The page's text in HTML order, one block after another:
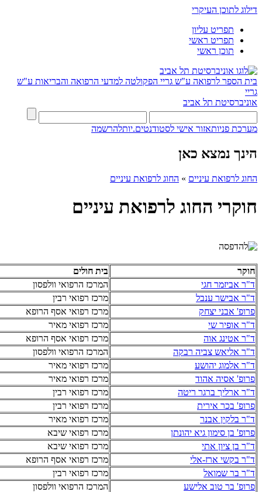
דילוג לתוכן העיקרי
תפריט עליון
תפריט ראשי
תוכן ראשי
בית הספר לרפואה ע"ש גריי הפקולטה למדעי הרפואה והבריאות ע"ש
גריי
אוניברסיטת תל אביב
מערכת פניותאזור אישי לסטודנטים.יותלהרשמה
הינך נמצא כאן
החוג לרפואת עיניים » החוג לרפואת עיניים
חוקרי החוג לרפואת עיניים
חוקר
בית חולים
ד"ר אביזמר חגי
המרכז הרפואי וולפסון
ד"ר אבישר ענבל
מרכז רפואי רבין
פרופ' אבני יצחק
מרכז רפואי אסף הרופא
ד"ר אופיר שי
מרכז רפואי מאיר
ד"ר אטינג אוה
מרכז רפואי אסף הרופא
ד"ר אליאש צביה רבקה
המרכז הרפואי וולפסון
ד"ר אלמוג יהושע
מרכז רפואי מאיר
פרופ' אסיה אהוד
מרכז רפואי מאיר
ד"ר ארליך ברגר ריטה
מרכז רפואי רבין
פרופ' בכר אירית
מרכז רפואי רבין
ד"ר בלקין אבנר
מרכז רפואי מאיר
פרופ' בן סימון גיא יהונתן
מרכז רפואי שיבא
ד"ר בן ציון אתי
מרכז רפואי שיבא
ד"ר בקשי ארז-אלי
מרכז רפואי אסף הרופא
ד"ר בר שמואל
מרכז רפואי רבין
פרופ' בר טוב אלישע
המרכז הרפואי וולפסון